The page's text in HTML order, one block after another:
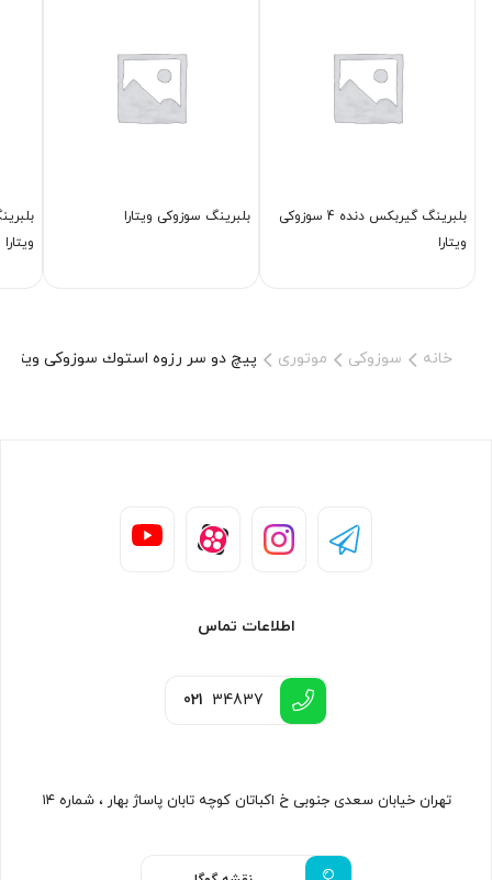
بلبرینگ گیربكس دنده 4 سوزوکی
ویتارا
بلبرینگ سوزوکی ویتارا
ویتارا
خانه سوزوکی موتوری پیچ دو سر رزوه استوك سوزوکی ویتارا
اطلاعات تماس
021 34837
تهران خیابان سعدی جنوبی خ اکباتان کوچه تابان پاساژ بهار ، شماره ۱۴